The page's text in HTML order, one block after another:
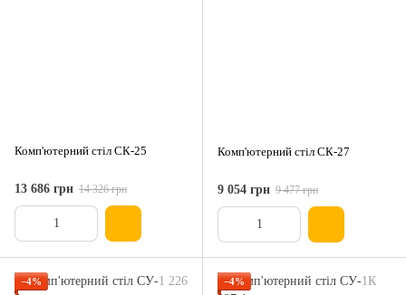
Комп'ютерний стіл СК-25
13 686 грн 14 326 грн
Комп'ютерний стіл СК-27
9 054 грн 9 477 грн
−4% −4%